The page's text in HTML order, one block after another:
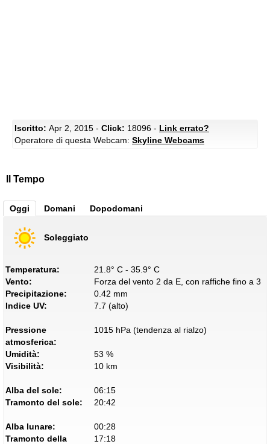
Iscritto: Apr 2, 2015 - Click: 18096 - Link errato?
Operatore di questa Webcam: Skyline Webcams
Il Tempo
Oggi Domani Dopodomani
Soleggiato
Temperatura:
21.8° C - 35.9° C
Vento:
Forza del vento 2 da E, con raffiche fino a 3
Precipitazione:
0.42 mm
Indice UV:
7.7 (alto)
Pressione
atmosferica:
1015 hPa (tendenza al rialzo)
Umidità:
53 %
Visibilità:
10 km
Alba del sole:
06:15
Tramonto del sole:
20:42
Alba lunare:
00:28
Tramonto della
17:18